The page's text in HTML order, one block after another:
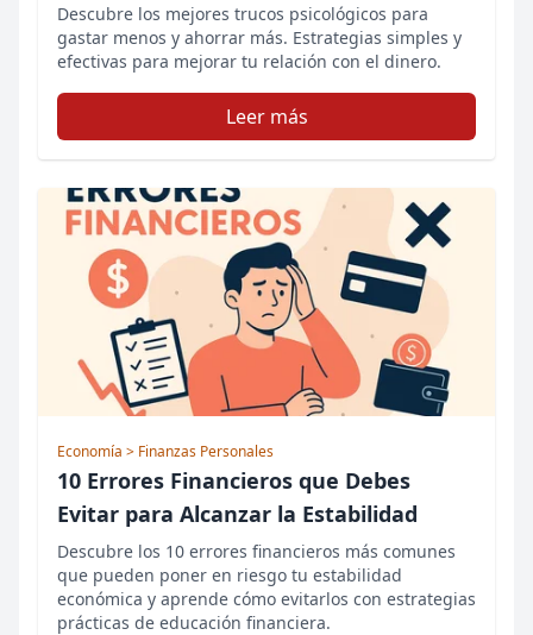
Descubre los mejores trucos psicológicos para
gastar menos y ahorrar más. Estrategias simples y
efectivas para mejorar tu relación con el dinero.
Leer más
Economía > Finanzas Personales
10 Errores Financieros que Debes
Evitar para Alcanzar la Estabilidad
Descubre los 10 errores financieros más comunes
que pueden poner en riesgo tu estabilidad
económica y aprende cómo evitarlos con estrategias
prácticas de educación financiera.